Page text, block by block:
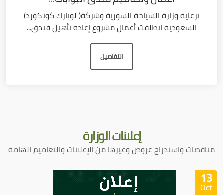
برعاية وزارة السياحة السورية وشركة( لوبارك كونكورد)
السعودية انطلقت أعمال مشروع إعادة تأهيل فندق...
التفاصيل
إعلاناتالوزارة
مناقصات واستدراج عروض وغيرها من الإعلانات والتعاميم الهامة
13
Oct